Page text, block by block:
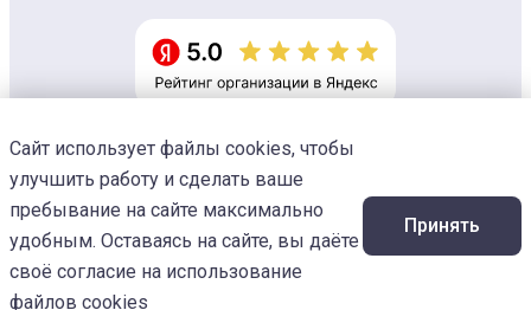
Информация на сайте носит ознакомительный характер и не является
офертой, не может использоваться для постановки диагноза и плана
лечения
Изображения предоставленыDesigned by Freepik
© 2026 Ветеринарный центр «МЕДВЕТ»
Сайт использует файлы cookies, чтобы
улучшить работу и сделать ваше
пребывание на сайте максимально
удобным. Оставаясь на сайте, вы даёте
своё согласие на использование
файлов cookies
Принять